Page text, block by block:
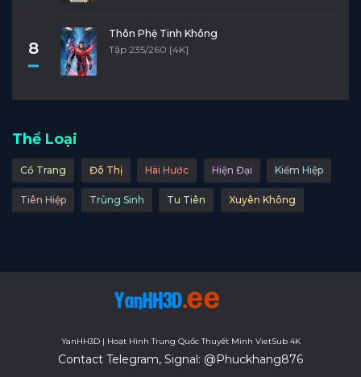
8
Thôn Phệ Tinh Không
Tập 235/260 [4K]
Thể Loại
Cổ Trang Đô Thị Hài Hước Hiện Đại Kiếm Hiệp
Tiên Hiệp Trùng Sinh Tu Tiên Xuyên Không
YanHH3D | Hoạt Hình Trung Quốc Thuyết Minh VietSub 4K
Contact Telegram, Signal: @Phuckhang876